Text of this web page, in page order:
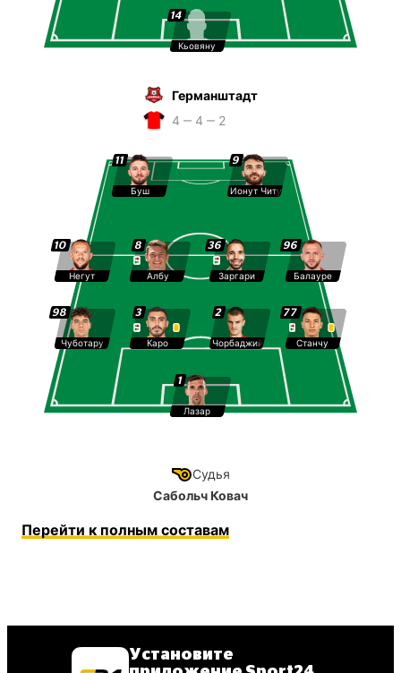
14
Кьовяну
Германштадт
4 ‒ 4 ‒ 2
9
Ионут Читу
36
Заргари
96
Балауре
8
Албу
11
Буш
3
Каро
2
Чорбаджийски
10
Негут
1
Лазар
98
Чуботару
77
Станчу
Судья
Сабольч Ковач
Перейти к полным составам
Установите